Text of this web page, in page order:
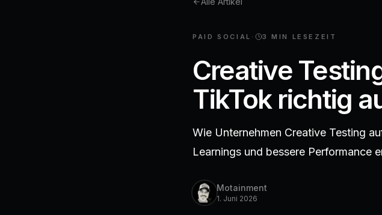
PAID SOCIAL · 3 MIN LESEZEIT
Creative
TikTok richtig
Wie Unternehmen Creative Testing
Learnings und bessere Performance
Motainment
1. Juni 2026